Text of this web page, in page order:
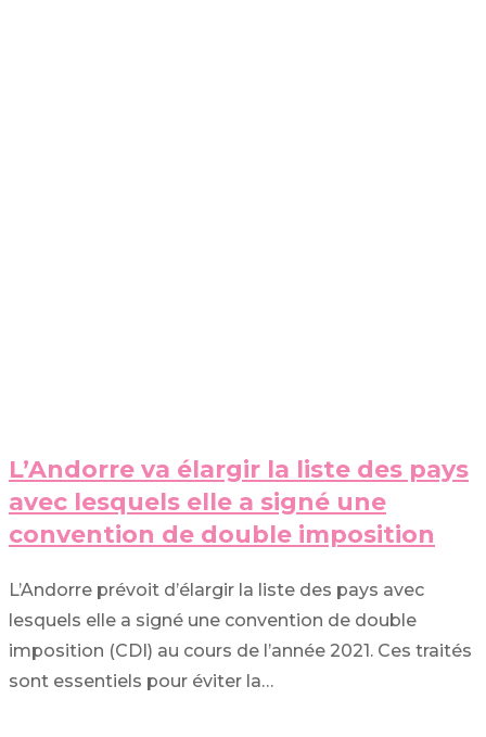
L’Andorre va élargir la liste des pays
avec lesquels elle a signé une
convention de double imposition
L’Andorre prévoit d’élargir la liste des pays avec
lesquels elle a signé une convention de double
imposition (CDI) au cours de l’année 2021. Ces traités
sont essentiels pour éviter la…